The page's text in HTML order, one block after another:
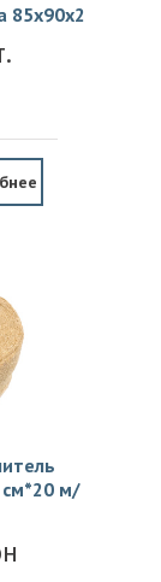
85x90x2
см*20 м/